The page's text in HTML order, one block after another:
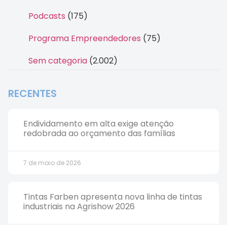
Podcasts (175)
Programa Empreendedores (75)
Sem categoria (2.002)
RECENTES
Endividamento em alta exige atenção
redobrada ao orçamento das famílias
7 de maio de 2026
Tintas Farben apresenta nova linha de tintas
industriais na Agrishow 2026